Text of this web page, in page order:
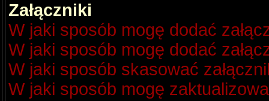
Załączniki
W jaki sposób mogę dodać
W jaki sposób mogę dodać
W jaki sposób skasować
W jaki sposób mogę